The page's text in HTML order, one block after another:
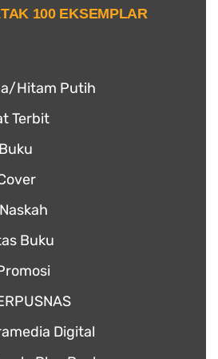
100 EKSEMPLAR
Hitam Putih
Terbit
Buku
Digital